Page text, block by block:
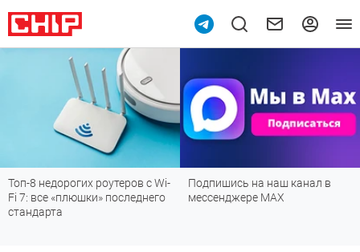
Топ-8 недорогих роутеров с Wi-
Fi 7: все «плюшки» последнего
стандарта
Подпишись на наш канал в
мессенджере МАХ